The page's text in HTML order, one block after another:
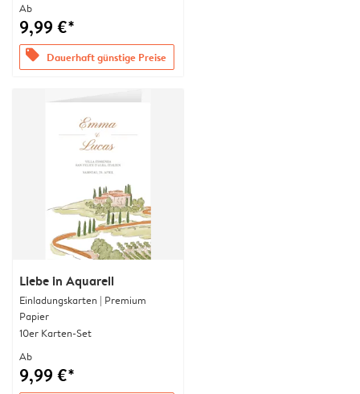
Ab
9,99 €*
offers Dauerhaft günstige Preise
Liebe in Aquarell
Einladungskarten | Premium
Papier
10er Karten-Set
Ab
9,99 €*